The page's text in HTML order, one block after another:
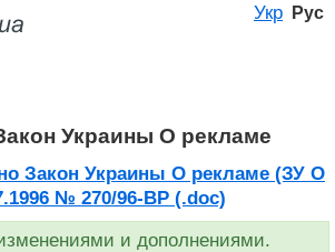
Укр Рус
Украины О рекламе
Закон Украины О рекламе (ЗУ О
№ 270/96-ВР (.doc)
и дополнениями.